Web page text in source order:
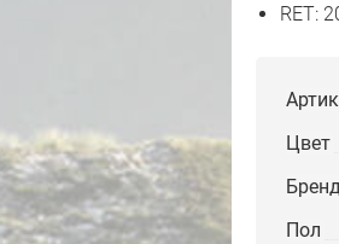
RET:
Цвет
Пол